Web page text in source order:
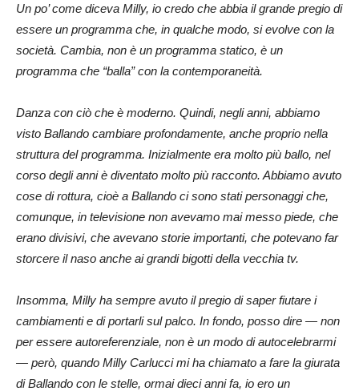
Un po’ come diceva Milly, io credo che abbia il grande pregio di
essere un programma che, in qualche modo, si evolve con la
società. Cambia, non è un programma statico, è un
programma che “balla” con la contemporaneità.
Danza con ciò che è moderno. Quindi, negli anni, abbiamo
visto Ballando cambiare profondamente, anche proprio nella
struttura del programma. Inizialmente era molto più ballo, nel
corso degli anni è diventato molto più racconto. Abbiamo avuto
cose di rottura, cioè a Ballando ci sono stati personaggi che,
comunque, in televisione non avevamo mai messo piede, che
erano divisivi, che avevano storie importanti, che potevano far
storcere il naso anche ai grandi bigotti della vecchia tv.
Insomma, Milly ha sempre avuto il pregio di saper fiutare i
cambiamenti e di portarli sul palco. In fondo, posso dire — non
per essere autoreferenziale, non è un modo di autocelebrarmi
— però, quando Milly Carlucci mi ha chiamato a fare la giurata
di Ballando con le stelle, ormai dieci anni fa, io ero un